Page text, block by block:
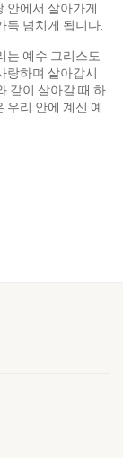
안에서 살아가게
득 넘치게 됩니다.
는 예수 그리스도
랑하며 살아갑시
같이 살아갈 때 하
우리 안에 계신 예